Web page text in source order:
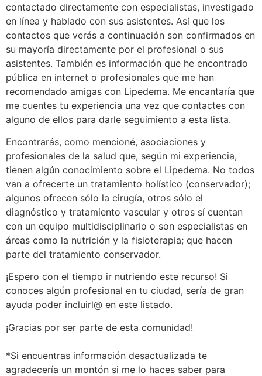
contactado directamente con especialistas, investigado
en línea y hablado con sus asistentes. Así que los
contactos que verás a continuación son confirmados en
su mayoría directamente por el profesional o sus
asistentes. También es información que he encontrado
pública en internet o profesionales que me han
recomendado amigas con Lipedema. Me encantaría que
me cuentes tu experiencia una vez que contactes con
alguno de ellos para darle seguimiento a esta lista.
Encontrarás, como mencioné, asociaciones y
profesionales de la salud que, según mi experiencia,
tienen algún conocimiento sobre el Lipedema. No todos
van a ofrecerte un tratamiento holístico (conservador);
algunos ofrecen sólo la cirugía, otros sólo el
diagnóstico y tratamiento vascular y otros sí cuentan
con un equipo multidisciplinario o son especialistas en
áreas como la nutrición y la fisioterapia; que hacen
parte del tratamiento conservador.
¡Espero con el tiempo ir nutriendo este recurso! Si
conoces algún profesional en tu ciudad, sería de gran
ayuda poder incluirl@ en este listado.
¡Gracias por ser parte de esta comunidad!
*Si encuentras información desactualizada te
agradecería un montón si me lo haces saber para